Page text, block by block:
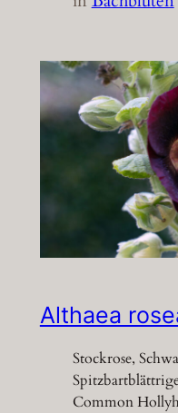
Althaea
Stockrose,
Common